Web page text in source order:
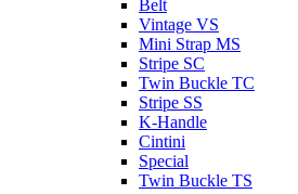
Belt
Vintage VS
Mini Strap MS
Stripe SC
Twin Buckle TC
Stripe SS
K-Handle
Cintini
Special
Twin Buckle TS